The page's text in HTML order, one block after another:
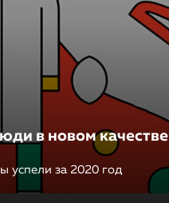
в новом качестве
успели за 2020 год